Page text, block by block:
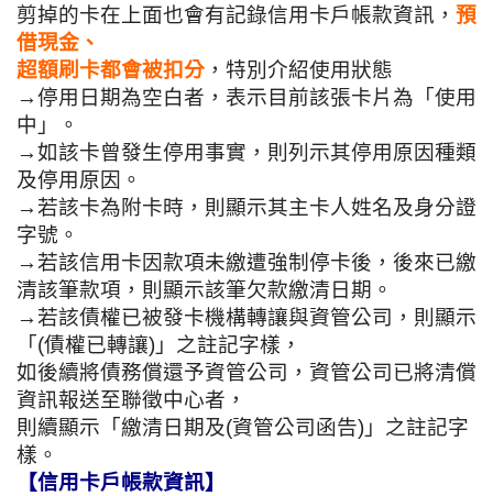
剪掉的卡在上面也會有記錄信用卡戶帳款資訊， 預
借現金、
超額刷卡都會被扣分 ，特別介紹使用狀態
→停用日期為空白者，表示目前該張卡片為「使用
中」。
→如該卡曾發生停用事實，則列示其停用原因種類
及停用原因。
→若該卡為附卡時，則顯示其主卡人姓名及身分證
字號。
→若該信用卡因款項未繳遭強制停卡後，後來已繳
清該筆款項，則顯示該筆欠款繳清日期。
→若該債權已被發卡機構轉讓與資管公司，則顯示
「(債權已轉讓)」之註記字樣，
如後續將債務償還予資管公司，資管公司已將清償
資訊報送至聯徵中心者，
則續顯示「繳清日期及(資管公司函告)」之註記字
樣。
【信用卡戶帳款資訊】